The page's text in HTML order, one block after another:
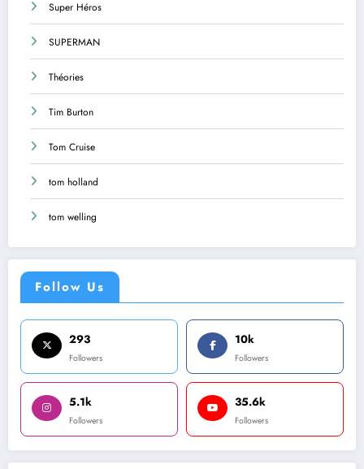
Super Héros
SUPERMAN
Théories
Tim Burton
Tom Cruise
tom holland
tom welling
Follow Us
293
Followers
10k
Followers
5.1k
Followers
35.6k
Followers